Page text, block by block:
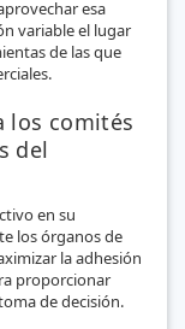
esa
variable el lugar
de las que
los comités
del
en su
los órganos de
la adhesión
proporcionar
de decisión.